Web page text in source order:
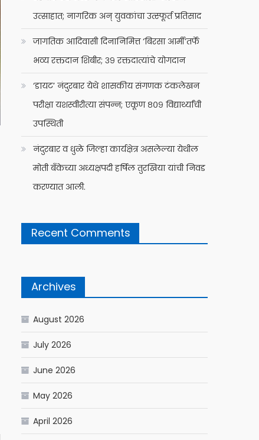
उत्साहात; नागरिक अन् युवकांचा उत्स्फूर्त प्रतिसाद
जागतिक आदिवासी दिनानिमित्त ‘बिरसा आर्मी’तर्फे
भव्य रक्तदान शिबीर; ३९ रक्तदात्यांचे योगदान
‘डायट’ नंदुरबार येथे शासकीय संगणक टंकलेखन
परीक्षा यशस्वीरीत्या संपन्न; एकूण ८०९ विद्यार्थ्यांची
उपस्थिती
नंदुरबार व धुळे जिल्हा कार्यक्षेत्र असलेल्या येथील
मोती बँकेच्या अध्यक्षपदी हर्षिल तुरखिया यांची निवड
करण्यात आली.
Recent Comments
Archives
August 2026
July 2026
June 2026
May 2026
April 2026